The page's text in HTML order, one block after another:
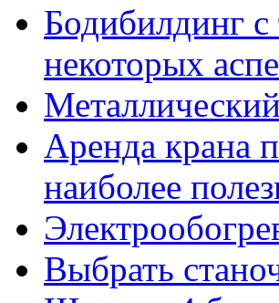
Бодибилдинг с
некоторых
Аренда крана
наиболее
Выбрать